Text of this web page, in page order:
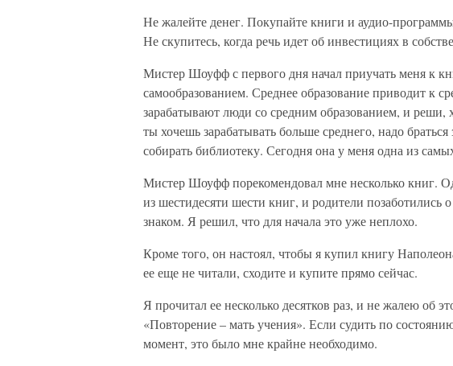
Не жалейте денег. Покупайте книги и аудио-
Не скупитесь, когда речь идет об инвестициях в
Мистер Шоуфф с первого дня начал приучать меня к
самообразованием. Среднее образование приводит к
зарабатывают люди со средним образованием, и реши,
ты хочешь зарабатывать больше среднего, надо
собирать библиотеку. Сегодня она у меня одна из
Мистер Шоуфф порекомендовал мне несколько книг.
из шестидесяти шести книг, и родители
знаком. Я решил, что для начала это уже неплохо.
Кроме того, он настоял, чтобы я купил книгу
ее еще не читали, сходите и купите прямо сейчас.
Я прочитал ее несколько десятков раз, и не жалею об
«Повторение – мать учения». Если судить по
момент, это было мне крайне необходимо.